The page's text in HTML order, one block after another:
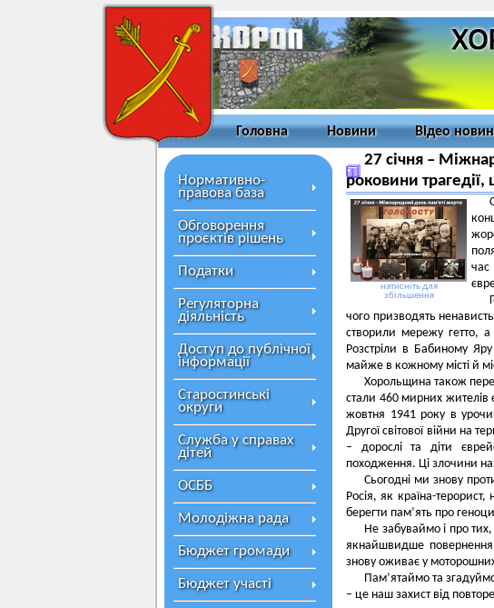
Головна Новини Відео
Нормативно-
правова база
Обговорення
проєктів рішень
Податки
Регуляторна
діяльність
Доступ до публічної
інформації
Старостинські
округи
Служба у справах
дітей
ОСББ
Молодіжна рада
Бюджет громади
Бюджет участі
27 січня –
роковини трагедії,
натисніть для
збільшення
час
чого призводять
створили мережу гетто,
Розстріли в Бабиному
майже в кожному місті й
Хорольщина також
стали 460 мирних жителів
жовтня 1941 року в
Другої світової війни на
– дорослі та діти
походження. Ці злочини
Сьогодні ми знову
Росія, як країна-
берегти пам’ять про
Не забуваймо і про
якнайшвидше
знову оживає у
Пам’ятаймо та
– це наш захист від